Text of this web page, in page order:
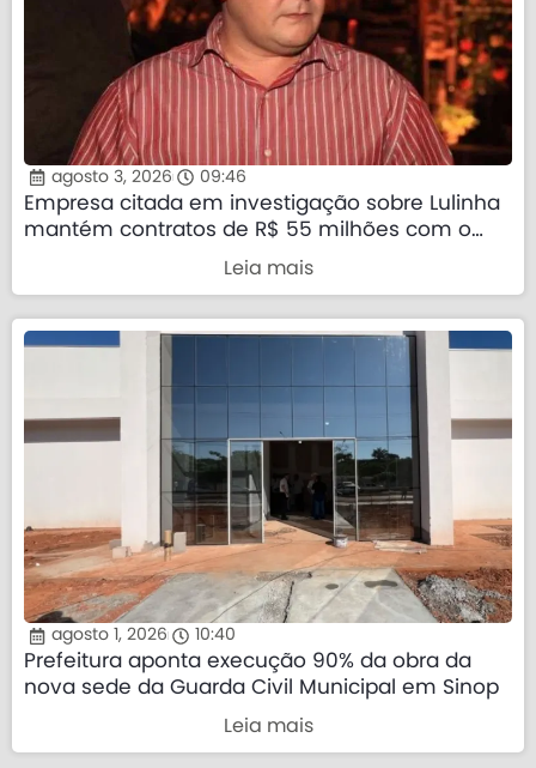
agosto 3, 2026 09:46
Empresa citada em investigação sobre Lulinha
mantém contratos de R$ 55 milhões com o
Leia mais
agosto 1, 2026 10:40
Prefeitura aponta execução 90% da obra da
nova sede da Guarda Civil Municipal em Sinop
Leia mais